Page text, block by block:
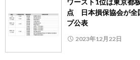
ワースト1位は東京都
点 日本損保協会が全
プ公表
2023年12月22日